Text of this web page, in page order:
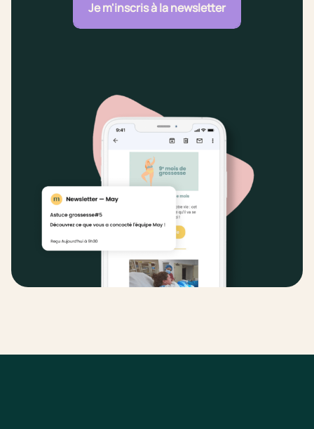
Je m'inscris à la newsletter